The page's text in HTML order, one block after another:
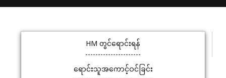
HM တွင်ရောင်းရန်
ရောင်းသူအကောင့်ဝင်ခြင်း